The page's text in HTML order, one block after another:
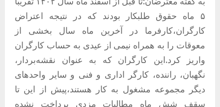
۵ ماه حقوق طلبکار بودند که در نتیجه اعتراض
کارگران،کارفرما در آخرین ماه سال بخشی از
معوقات را به همراه نیمی از عیدی به حساب کارگران
واریز کرد.این کارگران که به عنوان نقشه‌بردار،
نگهبان، راننده، کارگر اداری و فنی و سایر واحدهای
دیگر مجموعه مشغول به کار هستند،پیش از این تا
سقف شش ماه مطالبات مزدی پرداخت نشده